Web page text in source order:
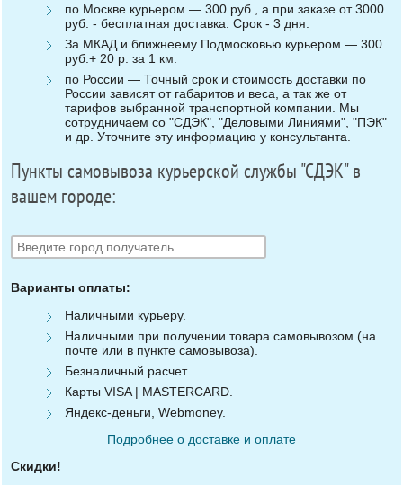
по Москве курьером — 300 руб., а при заказе от 3000
руб. - бесплатная доставка. Срок - 3 дня.
За МКАД и ближнеему Подмосковью курьером — 300
руб.+ 20 р. за 1 км.
по России — Точный срок и стоимость доставки по
России зависят от габаритов и веса, а так же от
тарифов выбранной транспортной компании. Мы
сотрудничаем со "СДЭК", "Деловыми Линиями", "ПЭК"
и др. Уточните эту информацию у консультанта.
Пункты самовывоза курьерской службы "СДЭК" в
вашем городе:
Варианты оплаты:
Наличными курьеру.
Наличными при получении товара самовывозом (на
почте или в пункте самовывоза).
Безналичный расчет.
Карты VISA | MASTERCARD.
Яндекс-деньги, Webmoney.
Подробнее о доставке и оплате
Скидки!